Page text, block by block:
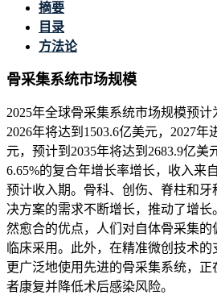
摘要
目录
方法论
骨采集系统市场规模
2025年全球骨采集系统市场规模预计
2026年将达到1503.6亿美元，2027年
元，预计到2035年将达到2683.9亿美
6.65%的复合年增长率增长，收入来
预计收入期。骨科、创伤、脊柱和
决方案的需求不断增长，推动了增长
然愈合的优点，人们对自体骨采集
临床采用。此外，在精准微创技术
更广泛地使用先进的骨采集系统，
者康复并降低术后感染风险。